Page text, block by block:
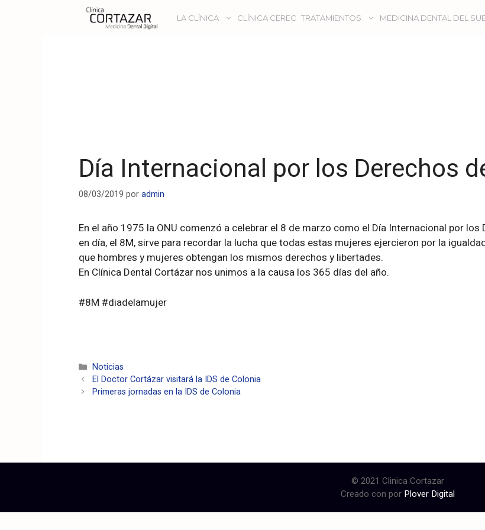
LA CLÍNICA CLÍNICA CEREC TRATAMIENTOS MEDICINA DENTAL DEL
Día Internacional por los Derechos
08/03/2019 poradmin
En el año 1975 la ONU comenzó a celebrar el 8 de marzo como el Día Internacional por
en día, el 8M, sirve para recordar la lucha que todas estas mujeres ejercieron por la
que hombres y mujeres obtengan los mismos derechos y libertades.
En Clínica Dental Cortázar nos unimos a la causa los 365 días del año.
#8M #diadelamujer
Noticias
El Doctor Cortázar visitará la IDS de Colonia
Primeras jornadas en la IDS de Colonia
© 2021 Clinica Cortazar
Creado con por Plover Digital